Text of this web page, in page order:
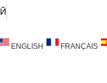
ENGLISH FRANÇAIS